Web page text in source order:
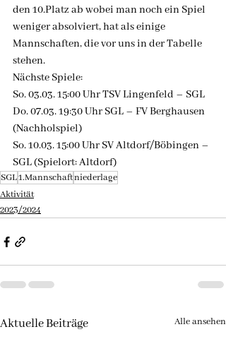
den 10.Platz ab wobei man noch ein Spiel
weniger absolviert, hat als einige
Mannschaften, die vor uns in der Tabelle
stehen.
Nächste Spiele:
So. 03.03. 15:00 Uhr TSV Lingenfeld – SGL
Do. 07.03. 19:30 Uhr SGL – FV Berghausen
(Nachholspiel)
So. 10.03. 15:00 Uhr SV Altdorf/Böbingen –
SGL (Spielort: Altdorf)
SGL1.Mannschaftniederlage
Aktivität
2023/2024
Aktuelle Beiträge Alle ansehen